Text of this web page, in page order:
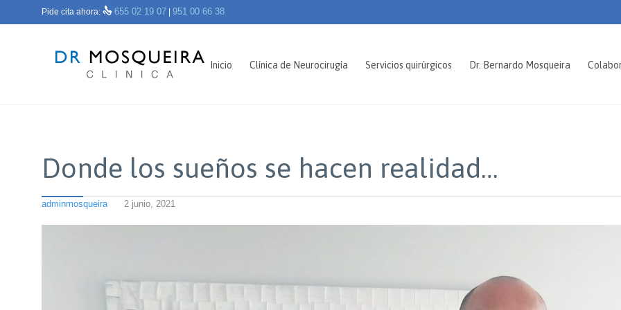
Pide cita ahora:  655 02 19 07 951 00 66 38
Inicio Clínica de Neurocirugía Servicios quirúrgicos Dr. Bernardo Mosqueira
Donde los sueños se hacen realidad…
adminmosqueira 2 junio, 2021